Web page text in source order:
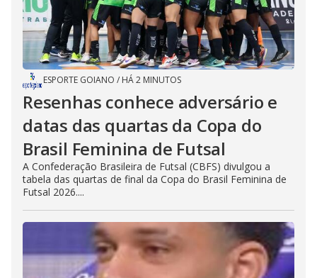
ESPORTE GOIANO / HÁ 2 MINUTOS
Resenhas conhece adversário e
datas das quartas da Copa do
Brasil Feminina de Futsal
A Confederação Brasileira de Futsal (CBFS) divulgou a
tabela das quartas de final da Copa do Brasil Feminina de
Futsal 2026....